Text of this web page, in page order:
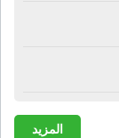
المزيد